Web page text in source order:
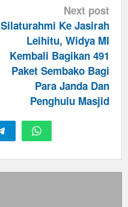
Next post
Silaturahmi Ke Jasirah
Leihitu, Widya MI
Kembali Bagikan 491
Paket Sembako Bagi
Para Janda Dan
Penghulu Masjid